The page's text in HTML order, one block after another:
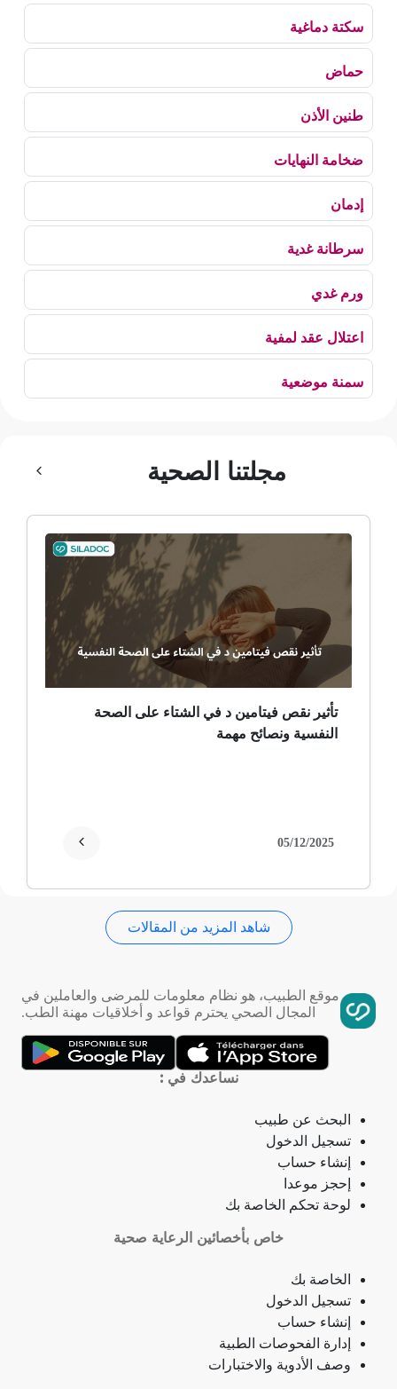
سكتة دماغية
حماض
طنين الأذن
ضخامة النهايات
إدمان
سرطانة غدية
ورم غدي
اعتلال عقد لمفية
سمنة موضعية
ألم وعائي وجهي
ضمور عصبي ألمي
حساسية
ثعلبة
ألزهايمر (مرض)
تمدد الأوعية الدموية
التهاب الحلق
ذبحة صدرية (مصطلح لاتيني)
فقدان الشهية
فقدان حاسة الشم
جمرة (أنثراكس)
لامبالاة
حبسة
مجلتنا الصحية
تأثير نقص فيتامين د في الشتاء على الصحة
النفسية ونصائح مهمة
05/12/2025
شاهد المزيد من المقالات
موقع الطبيب، هو نظام معلومات للمرضى والعاملين في
المجال الصحي يحترم قواعد و أخلاقيات مهنة الطب.
نساعدك في :
البحث عن طبيب
تسجيل الدخول
إنشاء حساب
إحجز موعدا
لوحة تحكم الخاصة بك
خاص بأخصائين الرعاية صحية
الخاصة بك
تسجيل الدخول
إنشاء حساب
إدارة الفحوصات الطبية
وصف الأدوية والاختبارات